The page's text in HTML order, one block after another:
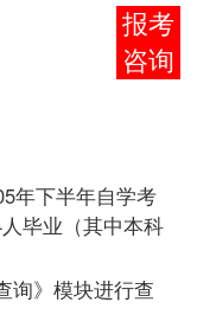
年下半年自学考
毕业（其中本科
询》模块进行查
报考
咨询